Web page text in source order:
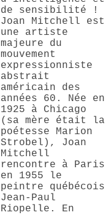
de sensibilité !
Joan Mitchell est
une artiste
majeure du
mouvement
expressionniste
abstrait
américain des
années 60. Née en
1925 à Chicago
(sa mère était la
poétesse Marion
Strobel), Joan
Mitchell
rencontre à Paris
en 1955 le
peintre québécois
Jean-Paul
Riopelle. En